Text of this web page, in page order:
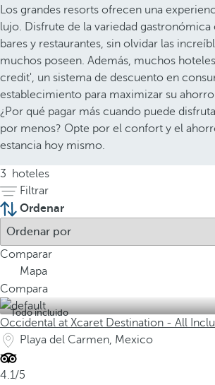
Los grandes resorts ofrecen una
lujo. Disfrute de la variedad gastronómica
bares y restaurantes, sin olvidar las
muchos poseen. Además, muchos
credit', un sistema de descuento en
establecimiento para maximizar su
¿Por qué pagar más cuando puede
por menos? Opte por el confort y el
estancia hoy mismo.
3
hoteles
Filtrar
Ordenar
Comparar
Mapa
Compara
Todo incluido
Occidental at Xcaret Destination - All
Playa del Carmen, Mexico
4.1/5